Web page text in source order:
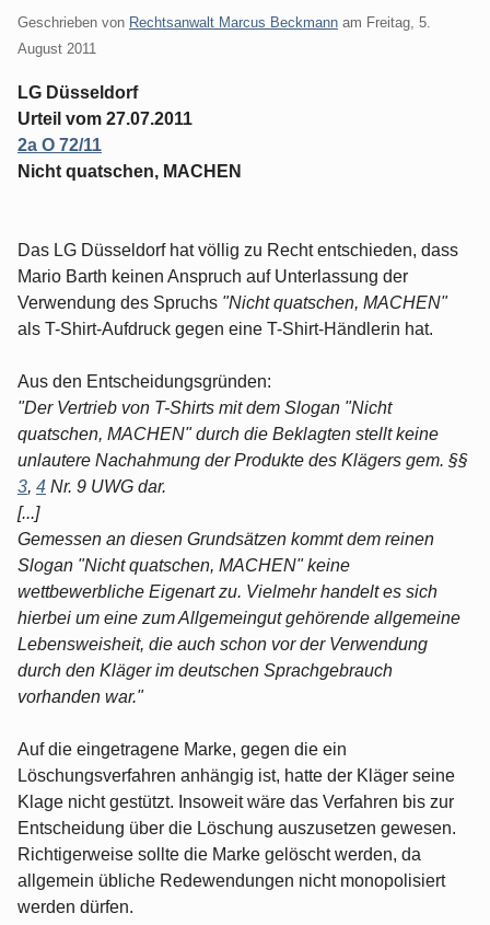
Geschrieben von Rechtsanwalt Marcus Beckmann am Freitag, 5.
August 2011
LG Düsseldorf
Urteil vom 27.07.2011
2a O 72/11
Nicht quatschen, MACHEN
Das LG Düsseldorf hat völlig zu Recht entschieden, dass
Mario Barth keinen Anspruch auf Unterlassung der
Verwendung des Spruchs "Nicht quatschen, MACHEN"
als T-Shirt-Aufdruck gegen eine T-Shirt-Händlerin hat.
Aus den Entscheidungsgründen:
"Der Vertrieb von T-Shirts mit dem Slogan "Nicht
quatschen, MACHEN" durch die Beklagten stellt keine
unlautere Nachahmung der Produkte des Klägers gem. §§
3, 4 Nr. 9 UWG dar.
[...]
Gemessen an diesen Grundsätzen kommt dem reinen
Slogan "Nicht quatschen, MACHEN" keine
wettbewerbliche Eigenart zu. Vielmehr handelt es sich
hierbei um eine zum Allgemeingut gehörende allgemeine
Lebensweisheit, die auch schon vor der Verwendung
durch den Kläger im deutschen Sprachgebrauch
vorhanden war."
Auf die eingetragene Marke, gegen die ein
Löschungsverfahren anhängig ist, hatte der Kläger seine
Klage nicht gestützt. Insoweit wäre das Verfahren bis zur
Entscheidung über die Löschung auszusetzen gewesen.
Richtigerweise sollte die Marke gelöscht werden, da
allgemein übliche Redewendungen nicht monopolisiert
werden dürfen.